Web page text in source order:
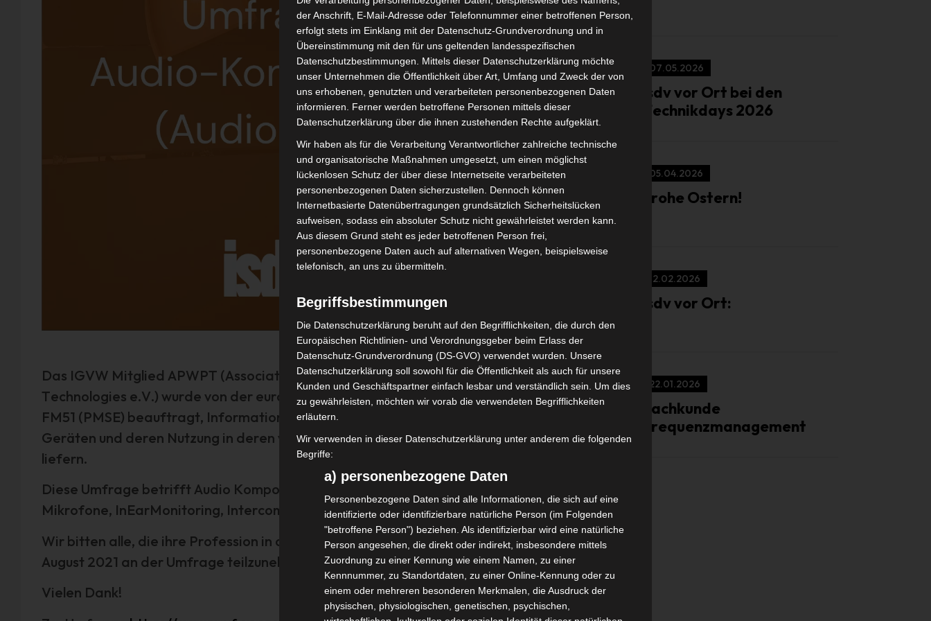
Das IGVW Mitglied APWPT (Association of Professional Wireless Production
Technologies e.V.) wurde von der europäischen Frequenzregulierungsgruppe
FM51 (PMSE) beauftragt, Informationen über die Verfügbarkeit von
Geräten und deren Nutzung in deren verfügbaren Frequenzbereichen zu
liefern.
Diese Umfrage betrifft Audio Komponenten, also Audio-PMSE (drahtlose
Mikrofone, InEarMonitoring, Intercom, Betriebsfunk, Funkkameras,.…).
Wir bitten alle, die ihre Profession in diesem Segment haben, bis zum 10.
August 2021 an der Umfrage teilzunehmen. Es dauert nur 5 Minuten.
Vielen Dank!
07.05.2026
isdv vor Ort bei den
Technikdays 2026
05.04.2026
Frohe Ostern!
12.02.2026
isdv vor Ort:
22.01.2026
Sachkunde
Frequenzmanagement
der Anschrift, E-Mail-Adresse oder Telefonnummer einer betroffenen Person,
erfolgt stets im Einklang mit der Datenschutz-Grundverordnung und in
Übereinstimmung mit den für uns geltenden landesspezifischen
Datenschutzbestimmungen. Mittels dieser Datenschutzerklärung möchte
unser Unternehmen die Öffentlichkeit über Art, Umfang und Zweck der von
uns erhobenen, genutzten und verarbeiteten personenbezogenen Daten
informieren. Ferner werden betroffene Personen mittels dieser
Datenschutzerklärung über die ihnen zustehenden Rechte aufgeklärt.
Wir haben als für die Verarbeitung Verantwortlicher zahlreiche technische
und organisatorische Maßnahmen umgesetzt, um einen möglichst
lückenlosen Schutz der über diese Internetseite verarbeiteten
personenbezogenen Daten sicherzustellen. Dennoch können
Internetbasierte Datenübertragungen grundsätzlich Sicherheitslücken
aufweisen, sodass ein absoluter Schutz nicht gewährleistet werden kann.
Aus diesem Grund steht es jeder betroffenen Person frei,
personenbezogene Daten auch auf alternativen Wegen, beispielsweise
telefonisch, an uns zu übermitteln.
Begriffsbestimmungen
Die Datenschutzerklärung beruht auf den Begrifflichkeiten, die durch den
Europäischen Richtlinien- und Verordnungsgeber beim Erlass der
Datenschutz-Grundverordnung (DS-GVO) verwendet wurden. Unsere
Datenschutzerklärung soll sowohl für die Öffentlichkeit als auch für unsere
Kunden und Geschäftspartner einfach lesbar und verständlich sein. Um dies
zu gewährleisten, möchten wir vorab die verwendeten Begrifflichkeiten
erläutern.
Wir verwenden in dieser Datenschutzerklärung unter anderem die folgenden
Begriffe:
a) personenbezogene Daten
Personenbezogene Daten sind alle Informationen, die sich auf eine
identifizierte oder identifizierbare natürliche Person (im Folgenden
"betroffene Person") beziehen. Als identifizierbar wird eine natürliche
Person angesehen, die direkt oder indirekt, insbesondere mittels
Zuordnung zu einer Kennung wie einem Namen, zu einer
Kennnummer, zu Standortdaten, zu einer Online-Kennung oder zu
einem oder mehreren besonderen Merkmalen, die Ausdruck der
physischen, physiologischen, genetischen, psychischen,